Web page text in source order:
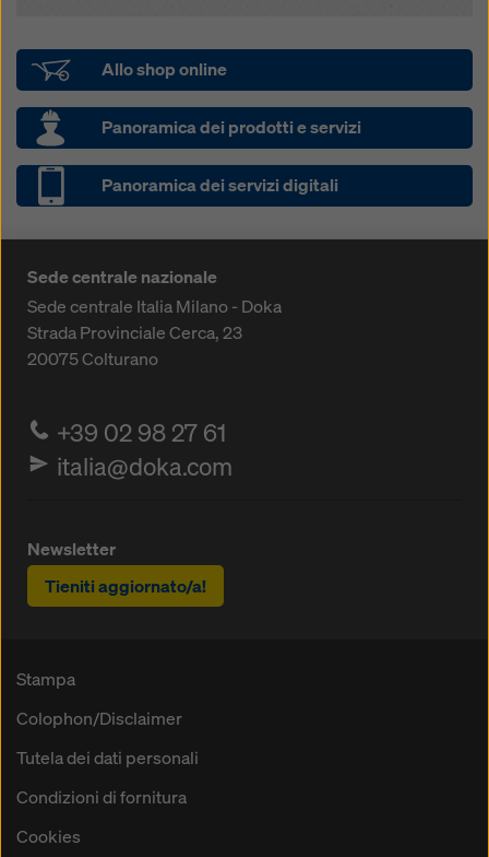
Allo shop online
Panoramica dei prodotti e servizi
Panoramica dei servizi digitali
Sede centrale nazionale
Sede centrale Italia Milano - Doka
Strada Provinciale Cerca, 23
20075Colturano
+39 02 98 27 61
italia@doka.com
Newsletter
Tieniti aggiornato/a!
Stampa
Colophon/Disclaimer
Tutela dei dati personali
Condizioni di fornitura
Cookies